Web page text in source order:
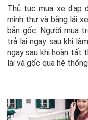
Thủ tục mua xe đạp
minh thư và bằng lái
bản gốc. Người mua
trả lại ngay sau khi
ngay sau khi hoàn tất
lãi và gốc qua hệ